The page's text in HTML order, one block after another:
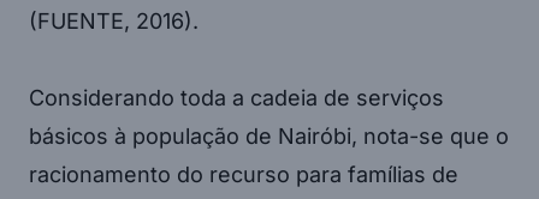
(FUENTE, 2016).
Considerando toda a cadeia de serviços
básicos à população de Nairóbi, nota-se que o
racionamento do recurso para famílias de